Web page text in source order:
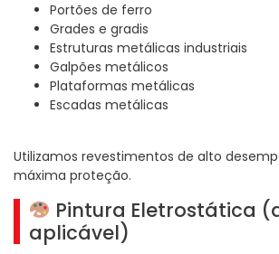
Portões de ferro
Grades e gradis
Estruturas metálicas industriais
Galpões metálicos
Plataformas metálicas
Escadas metálicas
Utilizamos revestimentos de alto
máxima proteção.
Pintura Eletrostática
aplicável)